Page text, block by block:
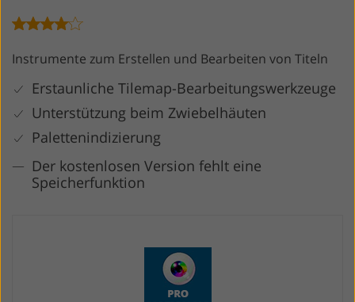
Instrumente zum Erstellen und Bearbeiten von Titeln
Erstaunliche Tilemap-Bearbeitungswerkzeuge
Unterstützung beim Zwiebelhäuten
Palettenindizierung
Der kostenlosen Version fehlt eine
Speicherfunktion